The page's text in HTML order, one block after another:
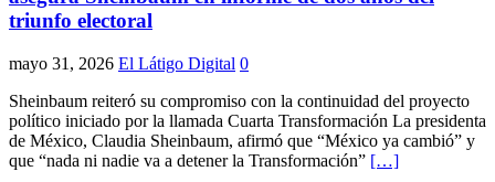
triunfo electoral
mayo 31, 2026 El Látigo Digital 0
Sheinbaum reiteró su compromiso con la continuidad del proyecto
político iniciado por la llamada Cuarta Transformación La presidenta
de México, Claudia Sheinbaum, afirmó que “México ya cambió” y
que “nada ni nadie va a detener la Transformación” […]